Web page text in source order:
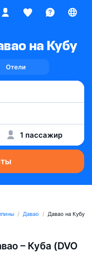
на Кубу
Отели
1 пассажир
Давао Давао на Кубу
– Куба (DVO